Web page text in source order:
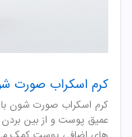
کرم اسکراب صورت
کرم اسکراب صورت شون با
عمیق پوست و از بین